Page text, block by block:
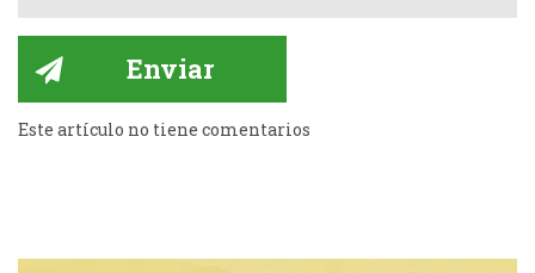
Este artículo no tiene comentarios